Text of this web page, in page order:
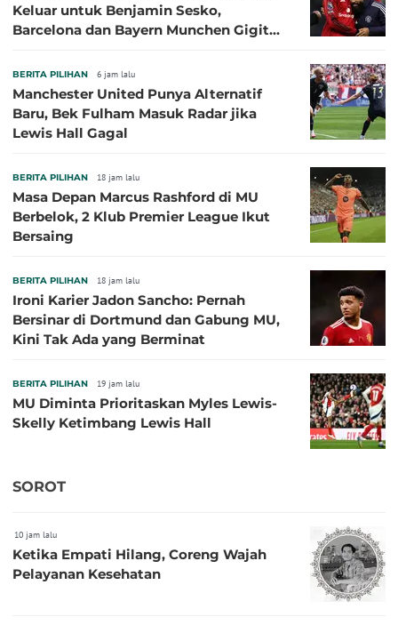
Keluar untuk Benjamin Sesko,
Barcelona dan Bayern Munchen Gigit
BERITA PILIHAN 6 jam lalu
Manchester United Punya Alternatif
Baru, Bek Fulham Masuk Radar jika
Lewis Hall Gagal
BERITA PILIHAN 18 jam lalu
Masa Depan Marcus Rashford di MU
Berbelok, 2 Klub Premier League Ikut
Bersaing
BERITA PILIHAN 18 jam lalu
Ironi Karier Jadon Sancho: Pernah
Bersinar di Dortmund dan Gabung MU,
Kini Tak Ada yang Berminat
BERITA PILIHAN 19 jam lalu
MU Diminta Prioritaskan Myles Lewis-
Skelly Ketimbang Lewis Hall
SOROT
10 jam lalu
Ketika Empati Hilang, Coreng Wajah
Pelayanan Kesehatan